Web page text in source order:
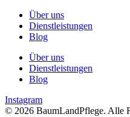
Über uns
Dienstleistungen
Blog
Über uns
Dienstleistungen
Blog
Instagram
© 2026 BaumLandPflege. Alle